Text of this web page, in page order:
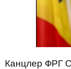
Канцлер ФРГ